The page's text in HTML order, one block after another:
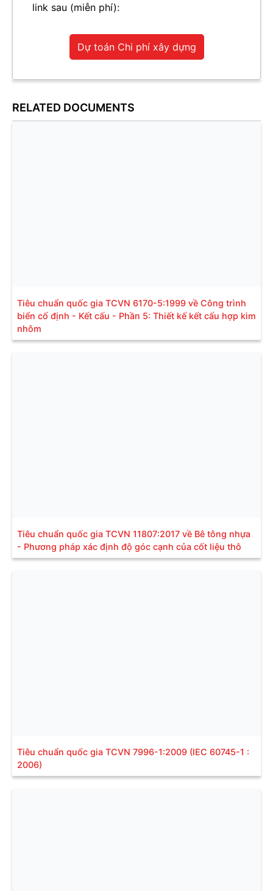
link sau (miễn phí):
Dự toán Chi phí xây dựng
RELATED DOCUMENTS
Tiêu chuẩn quốc gia TCVN 6170-5:1999 về Công trình
biển cố định - Kết cấu - Phần 5: Thiết kế kết cấu hợp kim
nhôm
Tiêu chuẩn quốc gia TCVN 11807:2017 về Bê tông nhựa
- Phương pháp xác định độ góc cạnh của cốt liệu thô
Tiêu chuẩn quốc gia TCVN 7996-1:2009 (IEC 60745-1 :
2006)